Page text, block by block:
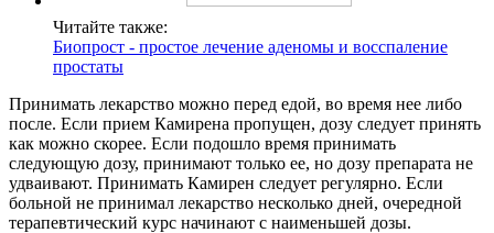
Читайте также:
Биопрост - простое лечение аденомы и восспаление
простаты
Принимать лекарство можно перед едой, во время нее либо
после. Если прием Камирена пропущен, дозу следует принять
как можно скорее. Если подошло время принимать
следующую дозу, принимают только ее, но дозу препарата не
удваивают. Принимать Камирен следует регулярно. Если
больной не принимал лекарство несколько дней, очередной
терапевтический курс начинают с наименьшей дозы.